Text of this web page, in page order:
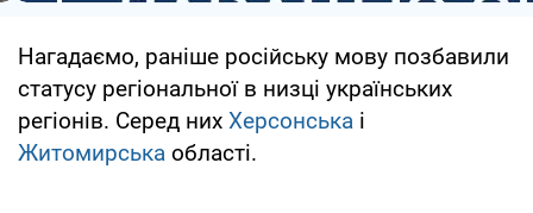
Нагадаємо, раніше російську мову позбавили
статусу регіональної в низці українських
регіонів. Серед них Херсонська і
Житомирська області.